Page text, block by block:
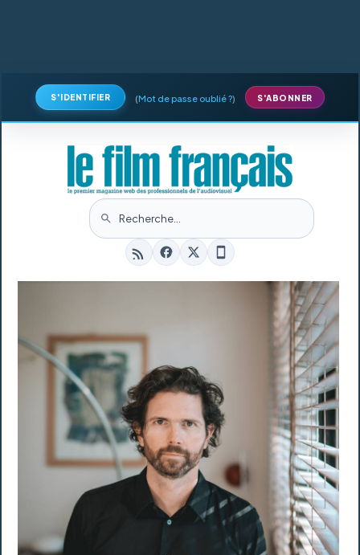
S'IDENTIFIER (Mot de passe oublié ?) S'ABONNER